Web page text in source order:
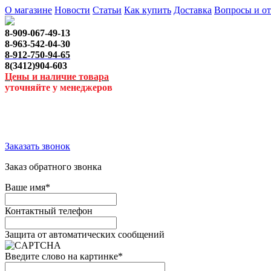
О магазине Новости Статьи Как купить Доставка Вопросы и
8-909-067-49-13
8-963-542-04-30
8-912-750-94-65
8(3412)904-603
Цены и наличие товара
уточняйте у менеджеров
Заказать звонок
Заказ обратного звонка
Ваше имя*
Контактный телефон
Защита от автоматических сообщений
Введите слово на картинке*